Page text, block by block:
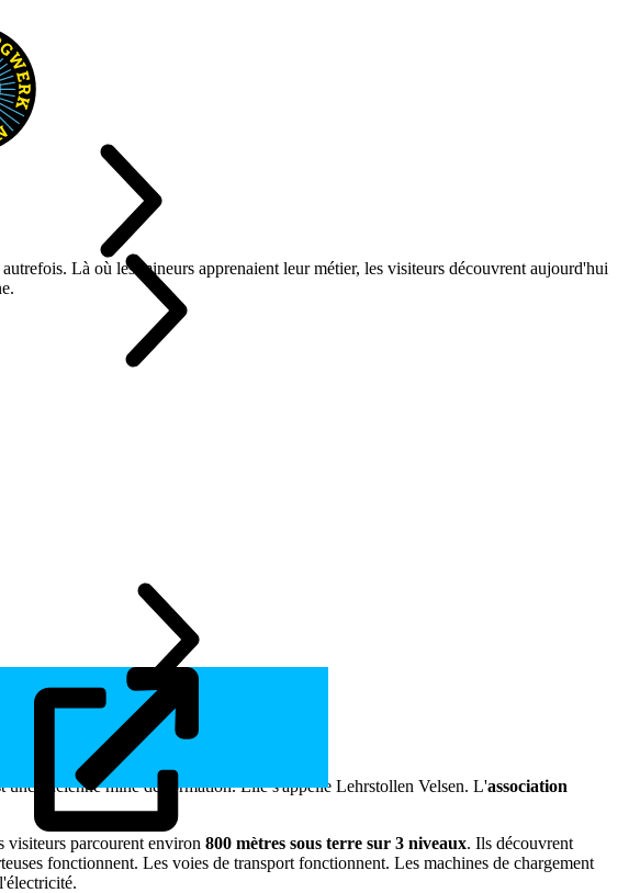
Là où les mineurs apprenaient leur métier, les visiteurs découvrent aujourd'hui
une ancienne mine de formation. Elle s'appelle Lehrstollen Velsen. L'association
visiteurs parcourent environ 800 mètres sous terre sur 3 niveaux. Ils découvrent
fonctionnent. Les voies de transport fonctionnent. Les machines de chargement